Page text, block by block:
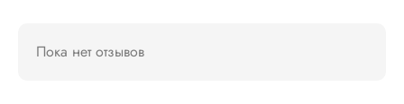
Пока нет отзывов